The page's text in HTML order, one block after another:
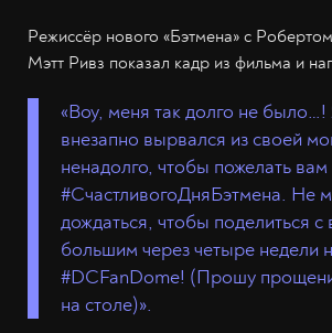
Режиссёр нового «Бэтмена» с
Мэтт Ривз показал кадр из фильма и
«Воу, меня так долго не было…!
внезапно вырвался из своей
ненадолго, чтобы пожелать вам
#СчастливогоДняБэтмена. Не
дождаться, чтобы поделиться с
большим через четыре недели
#DCFanDome! (Прошу
на столе)».